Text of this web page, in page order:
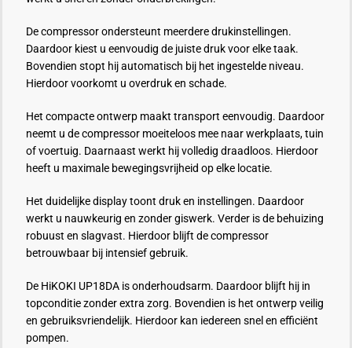
De compressor ondersteunt meerdere drukinstellingen.
Daardoor kiest u eenvoudig de juiste druk voor elke taak.
Bovendien stopt hij automatisch bij het ingestelde niveau.
Hierdoor voorkomt u overdruk en schade.
Het compacte ontwerp maakt transport eenvoudig. Daardoor
neemt u de compressor moeiteloos mee naar werkplaats, tuin
of voertuig. Daarnaast werkt hij volledig draadloos. Hierdoor
heeft u maximale bewegingsvrijheid op elke locatie.
Het duidelijke display toont druk en instellingen. Daardoor
werkt u nauwkeurig en zonder giswerk. Verder is de behuizing
robuust en slagvast. Hierdoor blijft de compressor
betrouwbaar bij intensief gebruik.
De HiKOKI UP18DA is onderhoudsarm. Daardoor blijft hij in
topconditie zonder extra zorg. Bovendien is het ontwerp veilig
en gebruiksvriendelijk. Hierdoor kan iedereen snel en efficiënt
pompen.